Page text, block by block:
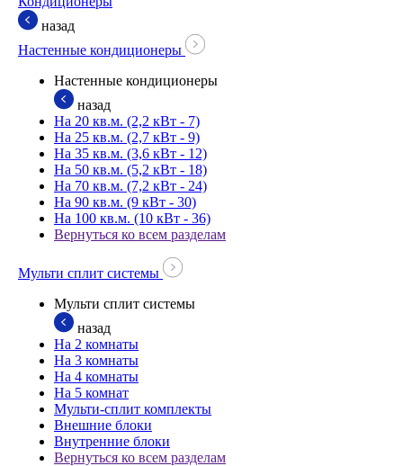
назад
Настенные кондиционеры
Настенные кондиционеры
назад
На 20 кв.м. (2,2 кВт - 7)
На 25 кв.м. (2,7 кВт - 9)
На 35 кв.м. (3,6 кВт - 12)
На 50 кв.м. (5,2 кВт - 18)
На 70 кв.м. (7,2 кВт - 24)
На 90 кв.м. (9 кВт - 30)
На 100 кв.м. (10 кВт - 36)
Вернуться ко всем разделам
Мульти сплит системы
Мульти сплит системы
назад
На 2 комнаты
На 3 комнаты
На 4 комнаты
На 5 комнат
Мульти-сплит комплекты
Внешние блоки
Внутренние блоки
Вернуться ко всем разделам